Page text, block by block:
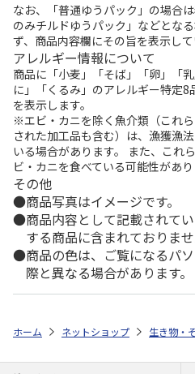
なお、「普通ゆうパック」の場合
のみチルドゆうパック」などとな
ず、商品内容欄にその旨を表示して
アレルギー情報について
商品に「小麦」「そば」「卵」「
に」「くるみ」のアレルギー特定
を表示します。
※エビ・カニを除く魚介類（これ
された加工品も含む）は、漁獲漁
いる場合があります。 また、これ
ビ・カニを食べている可能性があり
その他
商品写真はイメージです。
商品内容として記載されて
する商品に含まれておりませ
商品の色は、ご覧になるパ
際と異なる場合があります。
ホーム ネットショップ 生き物・